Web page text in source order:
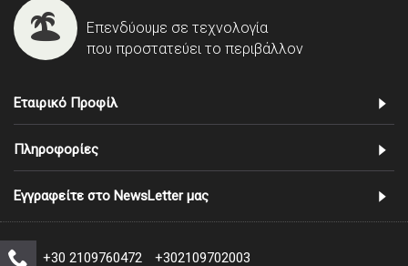
Επενδύουμε σε τεχνολογία
που προστατεύει το περιβάλλον
Εταιρικό Προφίλ
Πληροφορίες
Εγγραφείτε στο NewsLetter μας
+30 2109760472 +302109702003